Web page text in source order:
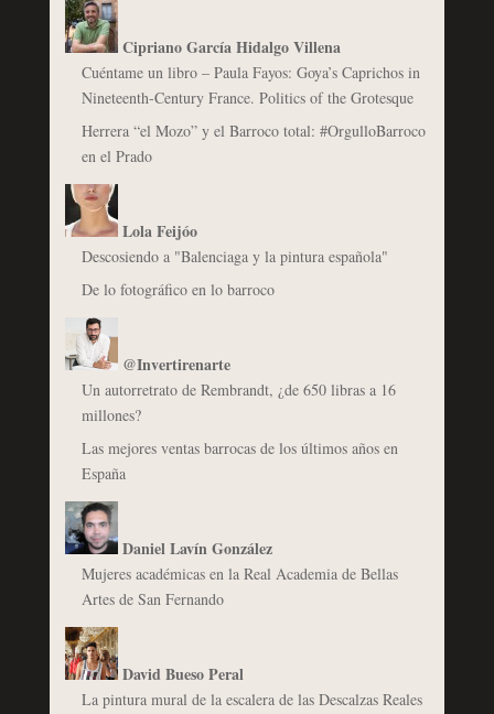
Cipriano García Hidalgo Villena
Cuéntame un libro – Paula Fayos: Goya’s Caprichos in
Nineteenth-Century France. Politics of the Grotesque
Herrera “el Mozo” y el Barroco total: #OrgulloBarroco
en el Prado
Lola Feijóo
Descosiendo a "Balenciaga y la pintura española"
De lo fotográfico en lo barroco
@Invertirenarte
Un autorretrato de Rembrandt, ¿de 650 libras a 16
millones?
Las mejores ventas barrocas de los últimos años en
España
Daniel Lavín González
Mujeres académicas en la Real Academia de Bellas
Artes de San Fernando
David Bueso Peral
La pintura mural de la escalera de las Descalzas Reales